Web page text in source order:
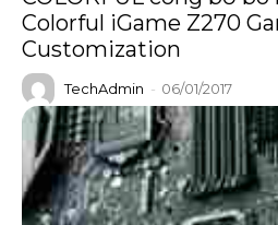
Colorful iGame Z270
Customization
TechAdmin - 06/01/2017